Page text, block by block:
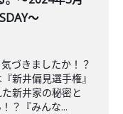
～
づきましたか！？
新井偏見選手権』
新井家の秘密と
？『みんな...